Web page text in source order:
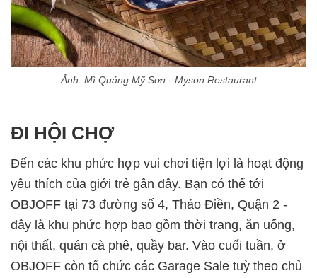
Ảnh: Mì Quảng Mỹ Sơn - Myson Restaurant
ĐI HỘI CHỢ
Đến các khu phức hợp vui chơi tiện lợi là hoạt động
yêu thích của giới trẻ gần đây. Bạn có thể tới
OBJOFF tại 73 đường số 4, Thảo Điền, Quận 2 -
đây là khu phức hợp bao gồm thời trang, ăn uống,
nội thất, quán cà phê, quầy bar. Vào cuối tuần, ở
OBJOFF còn tổ chức các Garage Sale tuỳ theo chủ